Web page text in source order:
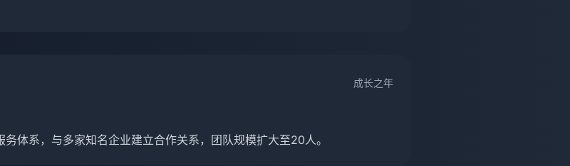
成长之年
体系，与多家知名企业建立合作关系，团队规模扩大至20人。